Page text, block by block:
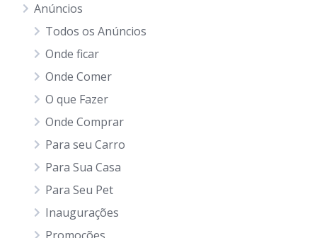
Anúncios
Todos os Anúncios
Onde ficar
Onde Comer
O que Fazer
Onde Comprar
Para seu Carro
Para Sua Casa
Para Seu Pet
Inaugurações